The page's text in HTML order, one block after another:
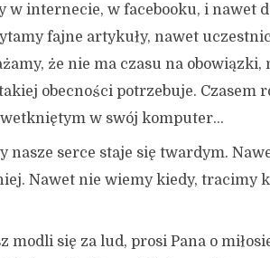
w internecie, w facebooku, i nawet
fajne artykuły, nawet
że nie ma czasu na obowiązki,
obecności potrzebuje. Czasem
w swój komputer…
nasze serce staje się twardym.
Nawet nie wiemy kiedy, tracimy
modli się za lud, prosi Pana o